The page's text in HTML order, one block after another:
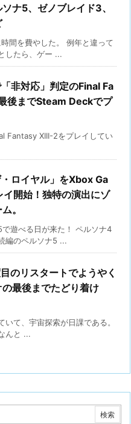
ナ5、ゼノブレイド3、
間を費やした。 例年と違って
したら、ゲー ...
非対応」判定のFinal Fa
後までSteam Deckでプ
Fantasy XIII-2をプレイしてい
・ロイヤル」をXbox Ga
開始！独特の演出にゾ
。
遊べる日が来た！ ペルソナ4
編のペルソナ5 ...
のリスタートでようやく
最後までたどり着け
て、宇宙探索が日課である。
んと ...